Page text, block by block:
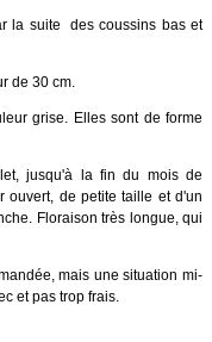
la suite des coussins bas et
de 30 cm.
grise. Elles sont de forme
jusqu'à la fin du mois de
ouvert, de petite taille et d'un
Floraison très longue, qui
mais une situation mi-
et pas trop frais.